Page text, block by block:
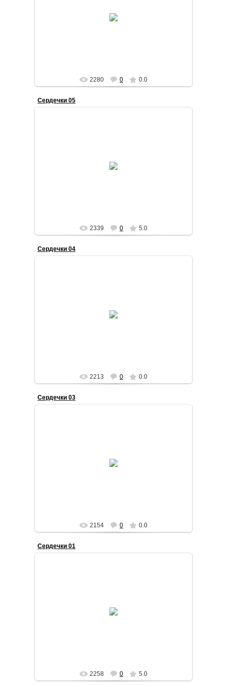
Текстильная звездочка в стиле "печворк"
2280 0 0.0
Сердечки 05
2339 0 5.0
Сердечки 04
2213 0 0.0
Сердечки 03
Текстильные новогодние игрушки
2154 0 0.0
Сердечки 01
Текстильные новогодние игрушки
2258 0 5.0